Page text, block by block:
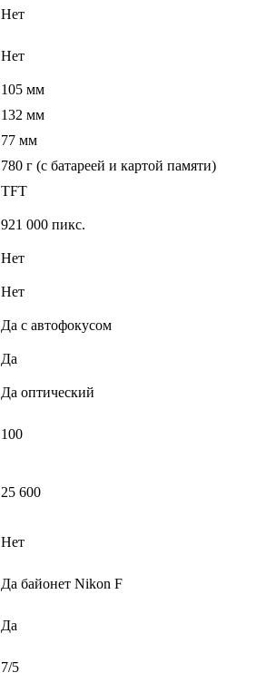
Нет
Нет
105 мм
132 мм
77 мм
780 г (с батареей и картой памяти)
TFT
921 000 пикс.
Нет
Нет
Да с автофокусом
Да
Да оптический
100
25 600
Нет
Да байонет Nikon F
Да
7/5